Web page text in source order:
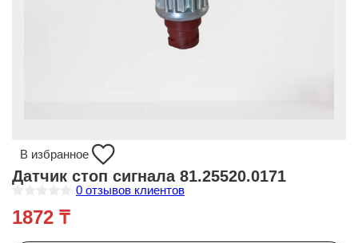
В избранное
Датчик стоп сигнала 81.25520.0171
ц
е
0 отзывов клиентов
1872 ₸